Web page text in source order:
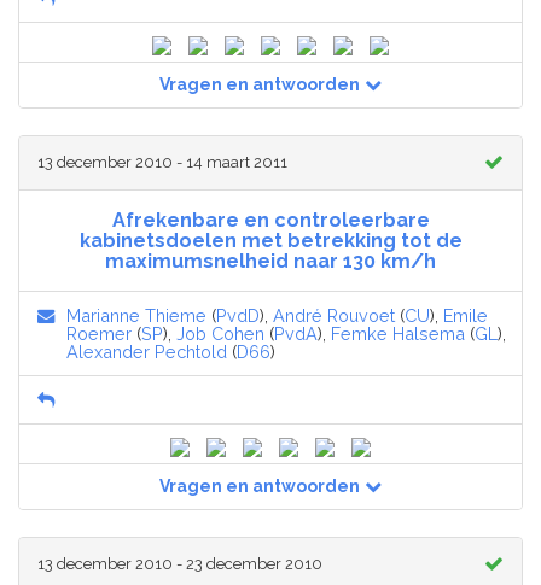
Vragen en antwoorden
13 december 2010 - 14 maart 2011
Afrekenbare en controleerbare
kabinetsdoelen met betrekking tot de
maximumsnelheid naar 130 km/h
Marianne Thieme (PvdD), André Rouvoet (CU), Emile
Roemer (SP), Job Cohen (PvdA), Femke Halsema (GL ),
Alexander Pechtold (D66)
Vragen en antwoorden
13 december 2010 - 23 december 2010